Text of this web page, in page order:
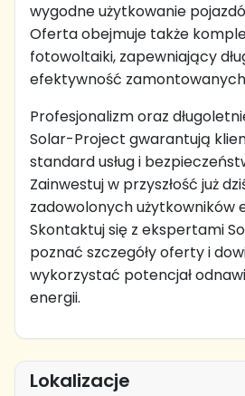
wygodne użytkowanie
Oferta obejmuje także
fotowoltaiki, zapewniający
efektywność
Profesjonalizm oraz
Solar-Project gwarantują
standard usług i
Zainwestuj w przyszłość już
zadowolonych użytkowników
Skontaktuj się z ekspertami
poznać szczegóły oferty i
wykorzystać potencjał
energii.
Lokalizacje